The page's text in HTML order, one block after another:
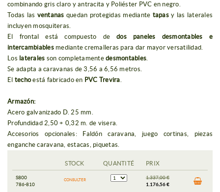
combinando gris claro y antracita y Poliéster PVC en negro.
Todas las ventanas quedan protegidas mediante tapasy las laterales
incluyen mosquiteras.
El frontal está compuesto dedos paneles desmontables e
intercambiablesmediante cremalleras para dar mayor versatilidad.
Los laterales son completamente desmontables.
Se adapta a caravanas de 3,56 a 6,56 metros.
El techoestá fabricado en PVC Trevira.
Armazón:
Acero galvanizado D. 25 mm.
Profundidad 2,50 + 0,32 m. de visera.
Accesorios opcionales: Faldón caravana, juego cortinas, piezas
enganche caravana, estacas, piquetas.
STOCK QUANTITÉ PRIX
S800
786-810
CONSULTER
1.337,00 €
1.176,56 €